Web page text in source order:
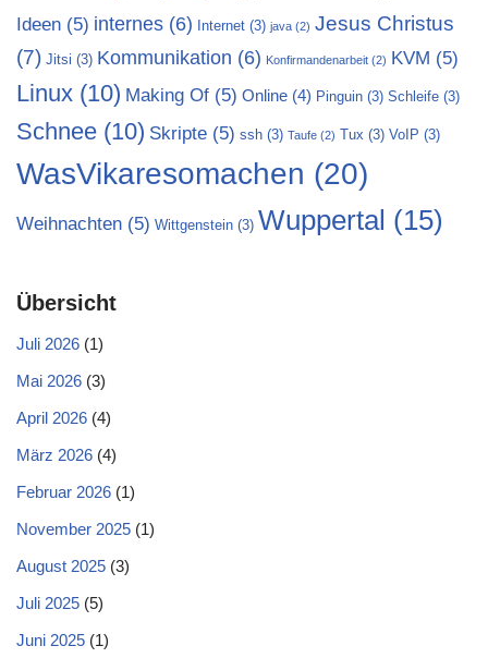
Ideen (5) internes (6) Internet (3) java (2) Jesus Christus
(7) Jitsi (3) Kommunikation (6) Konfirmandenarbeit (2) KVM (5)
Linux (10) Making Of (5) Online (4) Pinguin (3) Schleife (3)
Schnee (10) Skripte (5) ssh (3) Taufe (2) Tux (3) VoIP (3)
WasVikaresomachen (20)
Weihnachten (5) Wittgenstein (3) Wuppertal (15)
Übersicht
Juli 2026 (1)
Mai 2026 (3)
April 2026 (4)
März 2026 (4)
Februar 2026 (1)
November 2025 (1)
August 2025 (3)
Juli 2025 (5)
Juni 2025 (1)